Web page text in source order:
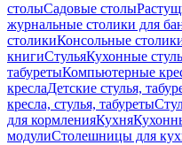
столыСадовые столы
журнальные столики для
столикиКонсольные
книгиСтульяКухонные
табуретыКомпьютерные
креслаДетские стулья,
кресла, стулья, табуреты
для кормленияКухня
модулиСтолешницы для